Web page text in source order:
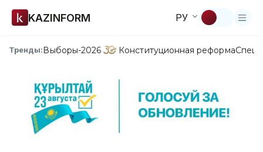
KAZINFORM РУ
Тренды:Выборы-2026 Конституционная реформа